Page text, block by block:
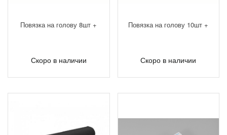
Повязка на голову 8шт +
Скоро в наличии
Повязка на голову 10шт +
Скоро в наличии